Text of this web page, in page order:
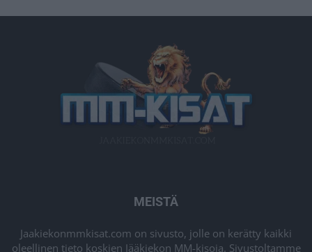
MEISTÄ
Jaakiekonmmkisat.com on sivusto, jolle on kerätty kaikki
oleellinen tieto koskien Jääkiekon MM-kisoja. Sivustoltamme